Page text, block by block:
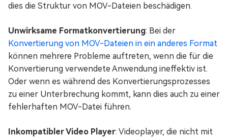
dies die Struktur von MOV-Dateien beschädigen.
Unwirksame Formatkonvertierung: Bei der
Konvertierung von MOV-Dateien in ein anderes Format
können mehrere Probleme auftreten, wenn die für die
Konvertierung verwendete Anwendung ineffektiv ist.
Oder wenn es während des Konvertierungsprozesses
zu einer Unterbrechung kommt, kann dies auch zu einer
fehlerhaften MOV-Datei führen.
Inkompatibler Video Player: Videoplayer, die nicht mit